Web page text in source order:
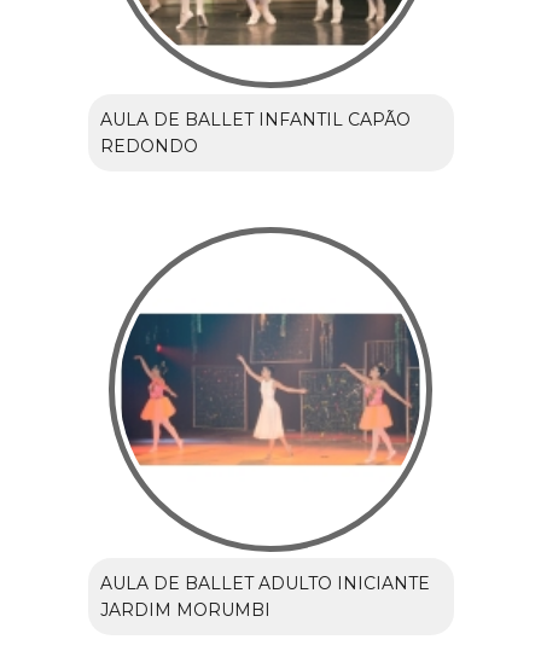
AULA DE BALLET INFANTIL CAPÃO
REDONDO
AULA DE BALLET ADULTO INICIANTE
JARDIM MORUMBI